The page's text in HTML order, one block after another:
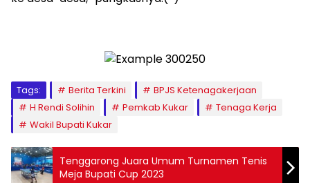
Tags: Berita Terkini
BPJS Ketenagakerjaan
H Rendi Solihin
Pemkab Kukar
Tenaga Kerja
Wakil Bupati Kukar
Tenggarong Juara Umum Turnamen Tenis
Meja Bupati Cup 2023